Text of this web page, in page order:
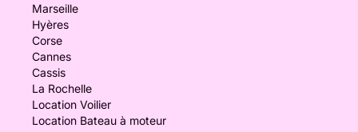
Marseille
Hyères
Corse
Cannes
Cassis
La Rochelle
Location Voilier
Location Bateau à moteur